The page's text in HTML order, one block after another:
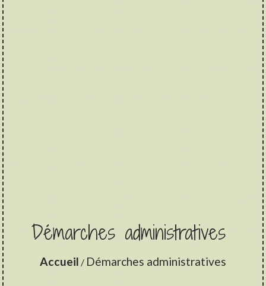
Démarches administratives
Accueil / Démarches administratives